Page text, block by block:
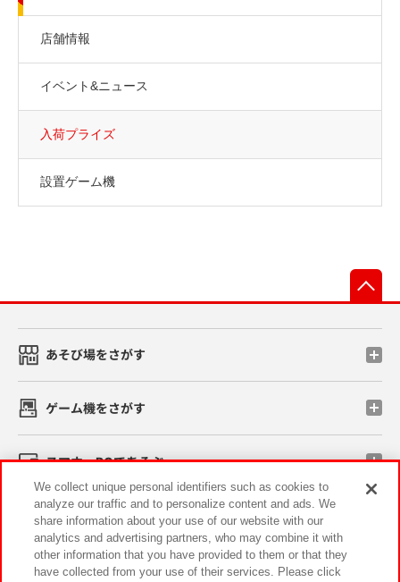
店舗情報
イベント&ニュース
入荷プライズ
設置ゲーム機
あそび場をさがす
ゲーム機をさがす
スマホ・PCであそぶ
イベント・キャンペーン
We collect unique personal identifiers such as cookies to
analyze our traffic and to personalize content and ads. We
share information about your use of our website with our
analytics and advertising partners, who may combine it with
other information that you have provided to them or that they
have collected from your use of their services. Please click